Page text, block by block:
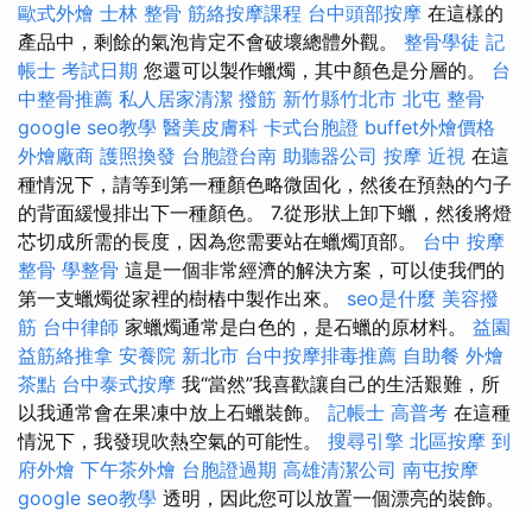
歐式外燴 士林 整骨 筋絡按摩課程 台中頭部按摩 在這樣的
產品中，剩餘的氣泡肯定不會破壞總體外觀。 整骨學徒 記
帳士 考試日期 您還可以製作蠟燭，其中顏色是分層的。 台
中整骨推薦 私人居家清潔 撥筋 新竹縣竹北市 北屯 整骨
google seo教學 醫美皮膚科 卡式台胞證 buffet外燴價格
外燴廠商 護照換發 台胞證台南 助聽器公司 按摩 近視 在這
種情況下，請等到第一種顏色略微固化，然後在預熱的勺子
的背面緩慢排出下一種顏色。 7.從形狀上卸下蠟，然後將燈
芯切成所需的長度，因為您需要站在蠟燭頂部。 台中 按摩
整骨 學整骨 這是一個非常經濟的解決方案，可以使我們的
第一支蠟燭從家裡的樹樁中製作出來。 seo是什麼 美容撥
筋 台中律師 家蠟燭通常是白色的，是石蠟的原材料。 益園
益筋絡推拿 安養院 新北市 台中按摩排毒推薦 自助餐 外燴
茶點 台中泰式按摩 我“當然”我喜歡讓自己的生活艱難，所
以我通常會在果凍中放上石蠟裝飾。 記帳士 高普考 在這種
情況下，我發現吹熱空氣的可能性。 搜尋引擎 北區按摩 到
府外燴 下午茶外燴 台胞證過期 高雄清潔公司 南屯按摩
google seo教學 透明，因此您可以放置​​一個漂亮的裝飾。